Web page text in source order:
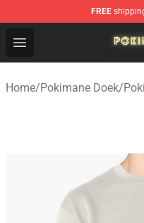
FREE
Open menu
Pokimane Store -
Home/Pokimane Doek/